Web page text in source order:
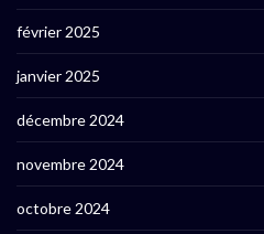
février 2025
janvier 2025
décembre 2024
novembre 2024
octobre 2024